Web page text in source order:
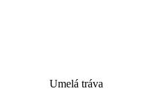
Umelá tráva